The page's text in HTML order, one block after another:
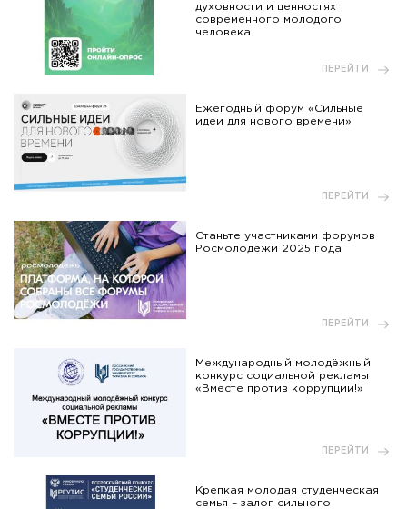
духовности и ценностях
современного молодого
человека
ПЕРЕЙТИ
Ежегодный форум «Сильные
идеи для нового времени»
ПЕРЕЙТИ
Станьте участниками форумов
Росмолодёжи 2025 года
ПЕРЕЙТИ
Международный молодёжный
конкурс социальной рекламы
«Вместе против коррупции!»
ПЕРЕЙТИ
Крепкая молодая студенческая
семья – залог сильного